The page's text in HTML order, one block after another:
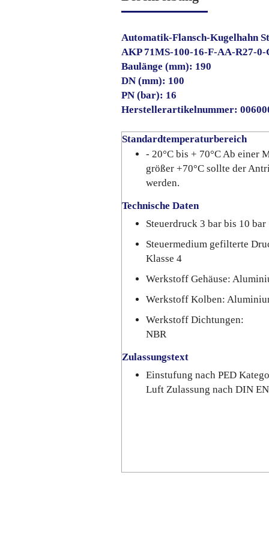
Automatik-Flansch-Kugelhahn
AKP 71MS-100-16-F-AA-R27-0-
Baulänge (mm): 190
DN (mm): 100
PN (bar): 16
Herstellerartikelnummer:
Standardtemperaturbereich
- 20°C bis + 70°C Ab einer
größer +70°C sollte der
werden.
Technische Daten
Steuerdruck 3 bar bis 10 bar
Steuermedium gefilterte
Klasse 4
Werkstoff Gehäuse:
Werkstoff Kolben:
Werkstoff Dichtungen:
NBR
Zulassungstext
Einstufung nach PED
Luft Zulassung nach DIN